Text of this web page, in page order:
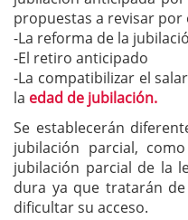
propuestas a revisar por
-La reforma de la
-El retiro anticipado
-La compatibilizar el
la edad de jubilación.
Se establecerán
jubilación parcial,
jubilación parcial de la
dura ya que tratarán
dificultar su acceso.